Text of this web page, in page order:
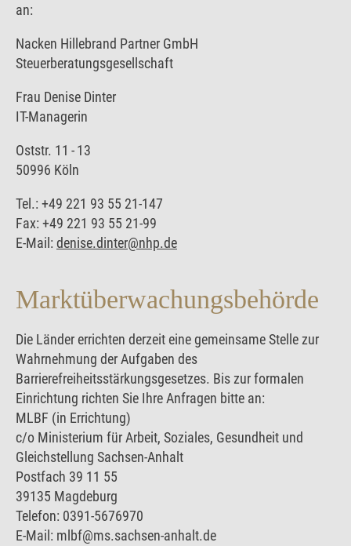
an:
Nacken Hillebrand Partner GmbH
Steuerberatungsgesellschaft
Frau Denise Dinter
IT-Managerin
Oststr. 11 - 13
50996 Köln
Tel.: +49 221 93 55 21-147
Fax: +49 221 93 55 21-99
E-Mail: denise.dinter@nhp.de
Marktüberwachungs­behörde
Die Länder errichten derzeit eine gemeinsame Stelle zur
Wahrnehmung der Aufgaben des
Barrierefreiheitsstärkungsgesetzes. Bis zur formalen
Einrichtung richten Sie Ihre Anfragen bitte an:
MLBF (in Errichtung)
c/o Ministerium für Arbeit, Soziales, Gesundheit und
Gleichstellung Sachsen-Anhalt
Postfach 39 11 55
39135 Magdeburg
Telefon: 0391-5676970
E-Mail: mlbf@ms.sachsen-anhalt.de